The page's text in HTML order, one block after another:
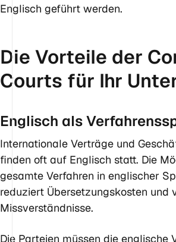
Englisch geführt werden.
Die Vorteile der
Courts für Ihr
Englisch als
Internationale Verträge und
finden oft auf Englisch statt. Die
gesamte Verfahren in englischer
reduziert Übersetzungskosten und
Missverständnisse.
Die Parteien müssen die englische